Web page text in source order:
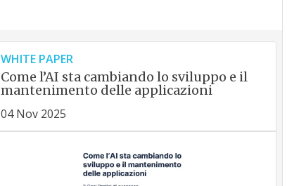
WHITE PAPER
Come l’AI sta cambiando lo sviluppo e il
mantenimento delle applicazioni
04 Nov 2025